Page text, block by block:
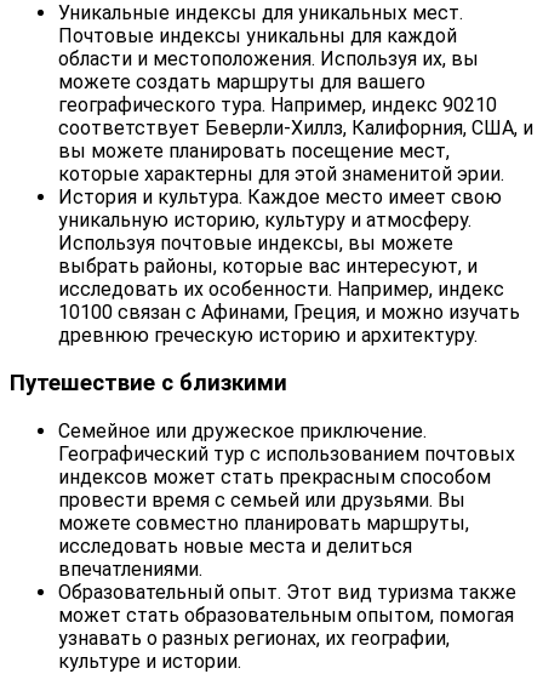
Уникальные индексы для уникальных мест.
Почтовые индексы уникальны для каждой
области и местоположения. Используя их, вы
можете создать маршруты для вашего
географического тура. Например, индекс 90210
соответствует Беверли-Хиллз, Калифорния, США, и
вы можете планировать посещение мест,
которые характерны для этой знаменитой эрии.
История и культура. Каждое место имеет свою
уникальную историю, культуру и атмосферу.
Используя почтовые индексы, вы можете
выбрать районы, которые вас интересуют, и
исследовать их особенности. Например, индекс
10100 связан с Афинами, Греция, и можно изучать
древнюю греческую историю и архитектуру.
Путешествие с близкими
Семейное или дружеское приключение.
Географический тур с использованием почтовых
индексов может стать прекрасным способом
провести время с семьей или друзьями. Вы
можете совместно планировать маршруты,
исследовать новые места и делиться
впечатлениями.
Образовательный опыт. Этот вид туризма также
может стать образовательным опытом, помогая
узнавать о разных регионах, их географии,
культуре и истории.